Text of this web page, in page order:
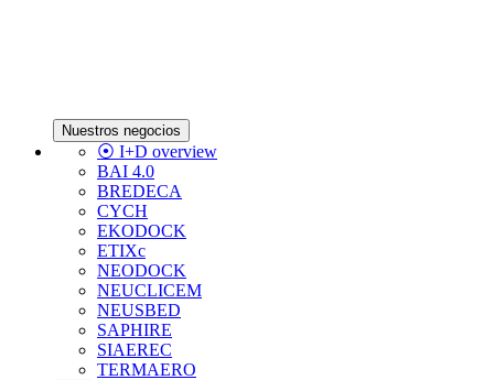
Nuestros negocios
⦿ I+D overview
BAI 4.0
BREDECA
CYCH
EKODOCK
ETIXc
NEODOCK
NEUCLICEM
NEUSBED
SAPHIRE
SIAEREC
TERMAERO